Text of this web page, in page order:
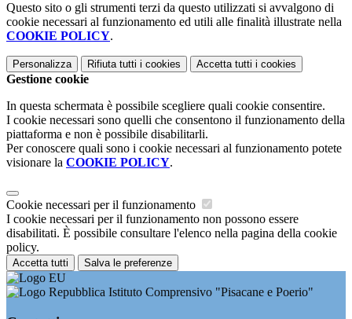
Questo sito o gli strumenti terzi da questo utilizzati si avvalgono di
cookie necessari al funzionamento ed utili alle finalità illustrate nella
COOKIE POLICY.
Personalizza Rifiuta tutti i cookies Accetta tutti i cookies
Gestione cookie
In questa schermata è possibile scegliere quali cookie consentire.
I cookie necessari sono quelli che consentono il funzionamento della
piattaforma e non è possibile disabilitarli.
Per conoscere quali sono i cookie necessari al funzionamento potete
visionare la COOKIE POLICY.
Cookie necessari per il funzionamento
I cookie necessari per il funzionamento non possono essere
disabilitati. È possibile consultare l'elenco nella pagina della cookie
policy.
Accetta tutti Salva le preferenze
Istituto Comprensivo "Pisacane e Poerio"